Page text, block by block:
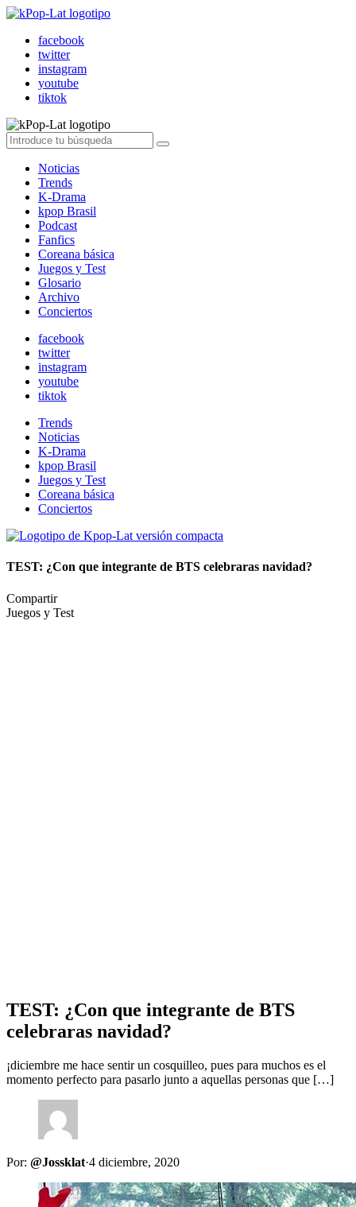
facebook
twitter
instagram
youtube
tiktok
Noticias
Trends
K-Drama
kpop Brasil
Podcast
Fanfics
Coreana básica
Juegos y Test
Glosario
Archivo
Conciertos
facebook
twitter
instagram
youtube
tiktok
Trends
Noticias
K-Drama
kpop Brasil
Juegos y Test
Coreana básica
Conciertos
TEST: ¿Con que integrante de BTS celebraras navidad?
Compartir
Juegos y Test
TEST: ¿Con que integrante de BTS
celebraras navidad?
¡diciembre me hace sentir un cosquilleo, pues para muchos es el
momento perfecto para pasarlo junto a aquellas personas que […]
Por: @Jossklat·4 diciembre, 2020